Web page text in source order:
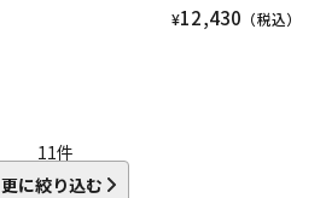
¥12,430 （税込）
11件
更に絞り込む